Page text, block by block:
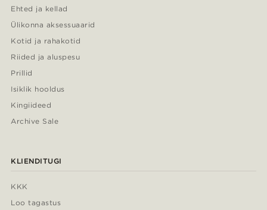
Ehted ja kellad
Ülikonna aksessuaarid
Kotid ja rahakotid
Riided ja aluspesu
Prillid
Isiklik hooldus
Kingiideed
Archive Sale
KLIENDITUGI
KKK
Loo tagastus